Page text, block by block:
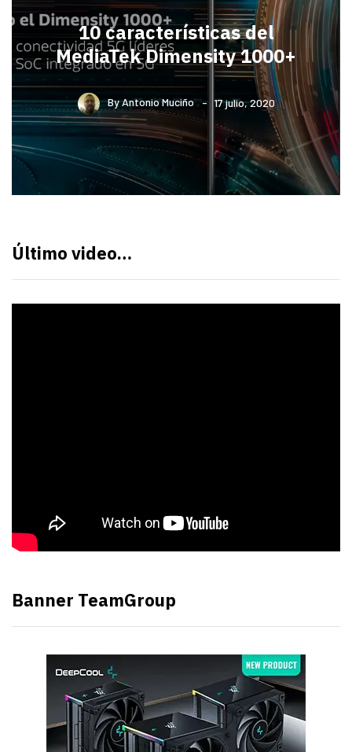
10 características del
MediaTek Dimensity 1000+
ByAntonio Muciño 17 julio, 2020
Último video…
Banner TeamGroup